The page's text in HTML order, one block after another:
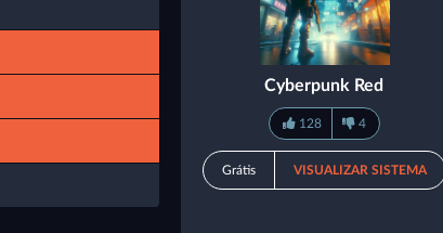
Cyberpunk Red
128 4
Grátis VISUALIZAR SISTEMA